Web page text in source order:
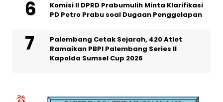
Komisi II DPRD Prabumulih Minta Klarifikasi
PD Petro Prabu soal Dugaan Penggelapan
Palembang Cetak Sejarah, 420 Atlet
Ramaikan PBPI Palembang Series II
Kapolda Sumsel Cup 2026